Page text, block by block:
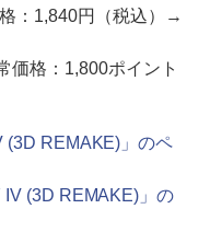
：1,840円（税込）→
価格：1,800ポイント
(3D REMAKE)」のペ
(3D REMAKE)」の